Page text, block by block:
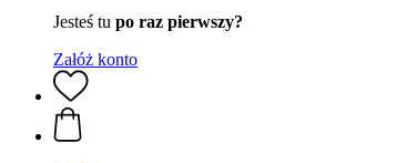
Jesteś tu po raz pierwszy?
Załóż konto